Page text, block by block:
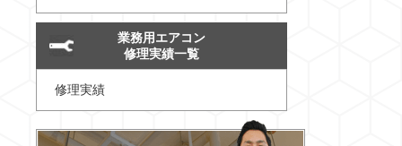
業務用エアコン
修理実績一覧
修理実績